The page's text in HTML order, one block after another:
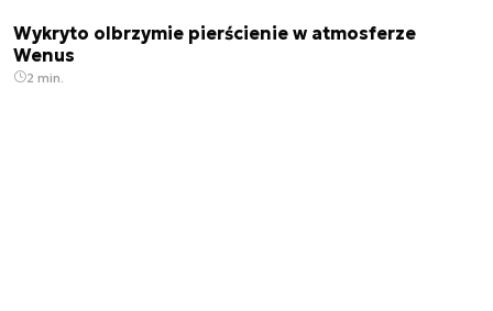
Wykryto olbrzymie pierścienie w atmosferze
Wenus
2 min.